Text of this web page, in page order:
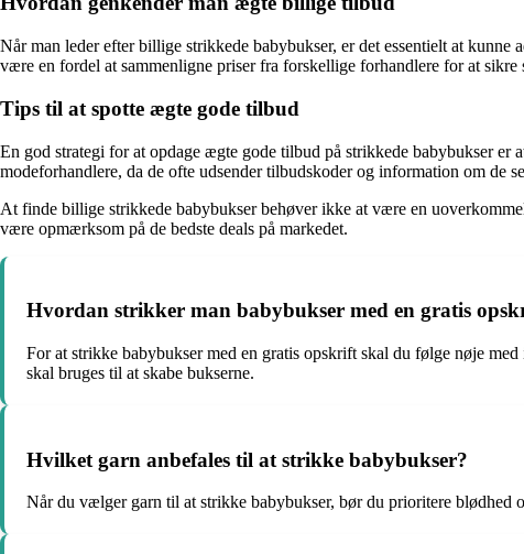
Når man leder efter billige strikkede babybukser, er det essentielt at
være en fordel at sammenligne priser fra forskellige forhandlere for at sikre
Tips til at spotte ægte gode tilbud
En god strategi for at opdage ægte gode tilbud på strikkede babybukser
modeforhandlere, da de ofte udsender tilbudskoder og information om de
At finde billige strikkede babybukser behøver ikke at være en
være opmærksom på de bedste deals på markedet.
Hvordan strikker man babybukser med en gratis
For at strikke babybukser med en gratis opskrift skal du følge nøje
skal bruges til at skabe bukserne.
Hvilket garn anbefales til at strikke babybukser?
Når du vælger garn til at strikke babybukser, bør du prioritere blødhed